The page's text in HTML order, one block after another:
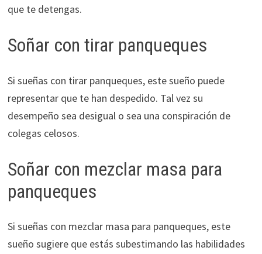
que te detengas.
Soñar con tirar panqueques
Si sueñas con tirar panqueques, este sueño puede
representar que te han despedido. Tal vez su
desempeño sea desigual o sea una conspiración de
colegas celosos.
Soñar con mezclar masa para
panqueques
Si sueñas con mezclar masa para panqueques, este
sueño sugiere que estás subestimando las habilidades